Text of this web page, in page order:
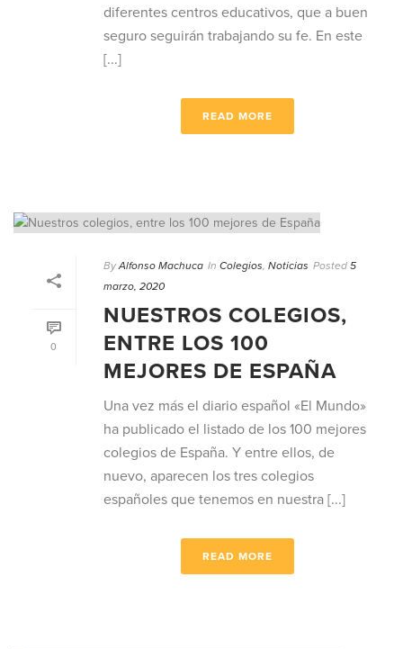
diferentes centros educativos, que a buen
seguro seguirán trabajando su fe. En este
[...]
READ MORE
0
By Alfonso Machuca In Colegios Noticias Posted 5
marzo, 2020
NUESTROS COLEGIOS,
ENTRE LOS 100
MEJORES DE ESPAÑA
Una vez más el diario español «El Mundo»
ha publicado el listado de los 100 mejores
colegios de España. Y entre ellos, de
nuevo, aparecen los tres colegios
españoles que tenemos en nuestra [...]
READ MORE